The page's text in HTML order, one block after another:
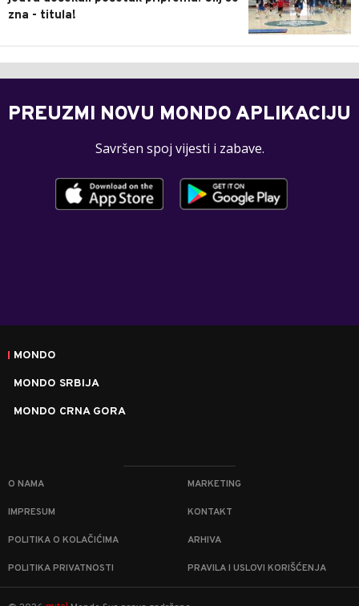
zna - titula!
PREUZMI NOVU MONDO APLIKACIJU
Savršen spoj vijesti i zabave.
MONDO
MONDO SRBIJA
MONDO CRNA GORA
O NAMA MARKETING
IMPRESUM KONTAKT
POLITIKA O KOLAČIĆIMA ARHIVA
POLITIKA PRIVATNOSTI PRAVILA I USLOVI KORIŠĆENJA